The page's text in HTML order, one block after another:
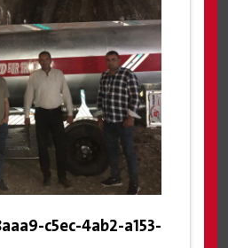
c5ec-4ab2-a153-